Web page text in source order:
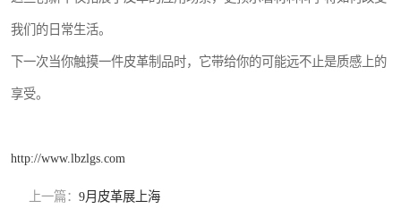
我们的日常生活。
下一次当你触摸一件皮革制品时，它带给你的可能远不止是质感上的
享受。
http://www.lbzlgs.com
上一篇： 9月皮革展上海